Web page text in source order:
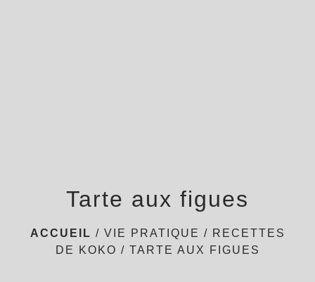
Tarte aux figues
ACCUEIL / VIE PRATIQUE / RECETTES
DE KOKO / TARTE AUX FIGUES